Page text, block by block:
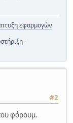
εφαρμογών
-
#2
φόρουμ.